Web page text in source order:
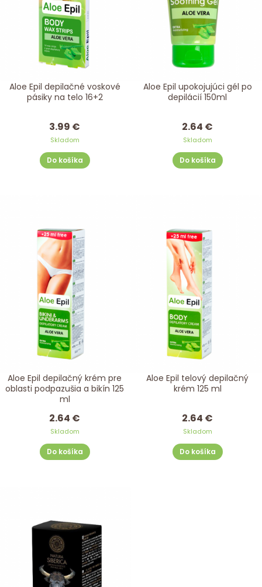
Aloe Epil depilačné voskové
pásiky na telo 16+2
3.99 €
Skladom
Do košíka
Aloe Epil upokojujúci gél po
depilácií 150ml
2.64 €
Skladom
Do košíka
Aloe Epil depilačný krém pre
oblasti podpazušia a bikín 125
ml
2.64 €
Skladom
Do košíka
Aloe Epil telový depilačný
krém 125 ml
2.64 €
Skladom
Do košíka